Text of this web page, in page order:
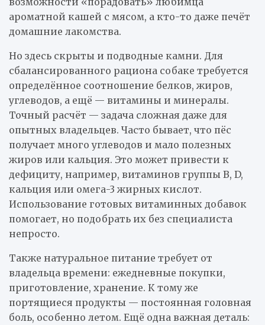
ароматной кашей с мясом, а кто-то даже печёт
домашние лакомства.
Но здесь скрыты и подводные камни. Для
сбалансированного рациона собаке требуется
определённое соотношение белков, жиров,
углеводов, а ещё — витамины и минералы.
Точный расчёт — задача сложная даже для
опытных владельцев. Часто бывает, что пёс
получает много углеводов и мало полезных
жиров или кальция. Это может привести к
дефициту, например, витаминов группы B, D,
кальция или омега-3 жирных кислот.
Использование готовых витаминных добавок
помогает, но подобрать их без специалиста
непросто.
Также натуральное питание требует от
владельца времени: ежедневные покупки,
приготовление, хранение. К тому же
портящиеся продукты — постоянная головная
боль, особенно летом. Ещё одна важная деталь: